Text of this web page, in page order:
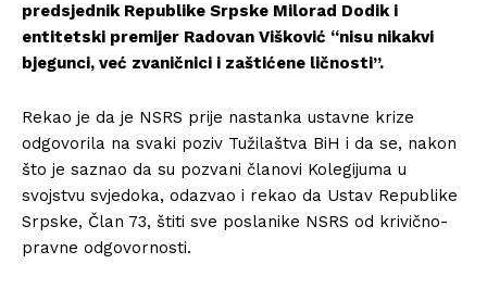
predsjednik Republike Srpske Milorad Dodik i
entitetski premijer Radovan Višković “nisu nikakvi
bjegunci, već zvaničnici i zaštićene ličnosti”.
Rekao je da je NSRS prije nastanka ustavne krize
odgovorila na svaki poziv Tužilaštva BiH i da se, nakon
što je saznao da su pozvani članovi Kolegijuma u
svojstvu svjedoka, odazvao i rekao da Ustav Republike
Srpske, Član 73, štiti sve poslanike NSRS od krivično-
pravne odgovornosti.